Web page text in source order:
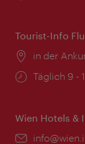
Tourist-Info
Ort:
in der
Täglich 9 -
Wien Hotels &
Email: